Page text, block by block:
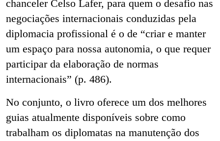
chanceler Celso Lafer, para quem o desafio nas
negociações internacionais conduzidas pela
diplomacia profissional é o de “criar e manter
um espaço para nossa autonomia, o que requer
participar da elaboração de normas
internacionais” (p. 486).
No conjunto, o livro oferece um dos melhores
guias atualmente disponíveis sobre como
trabalham os diplomatas na manutenção dos